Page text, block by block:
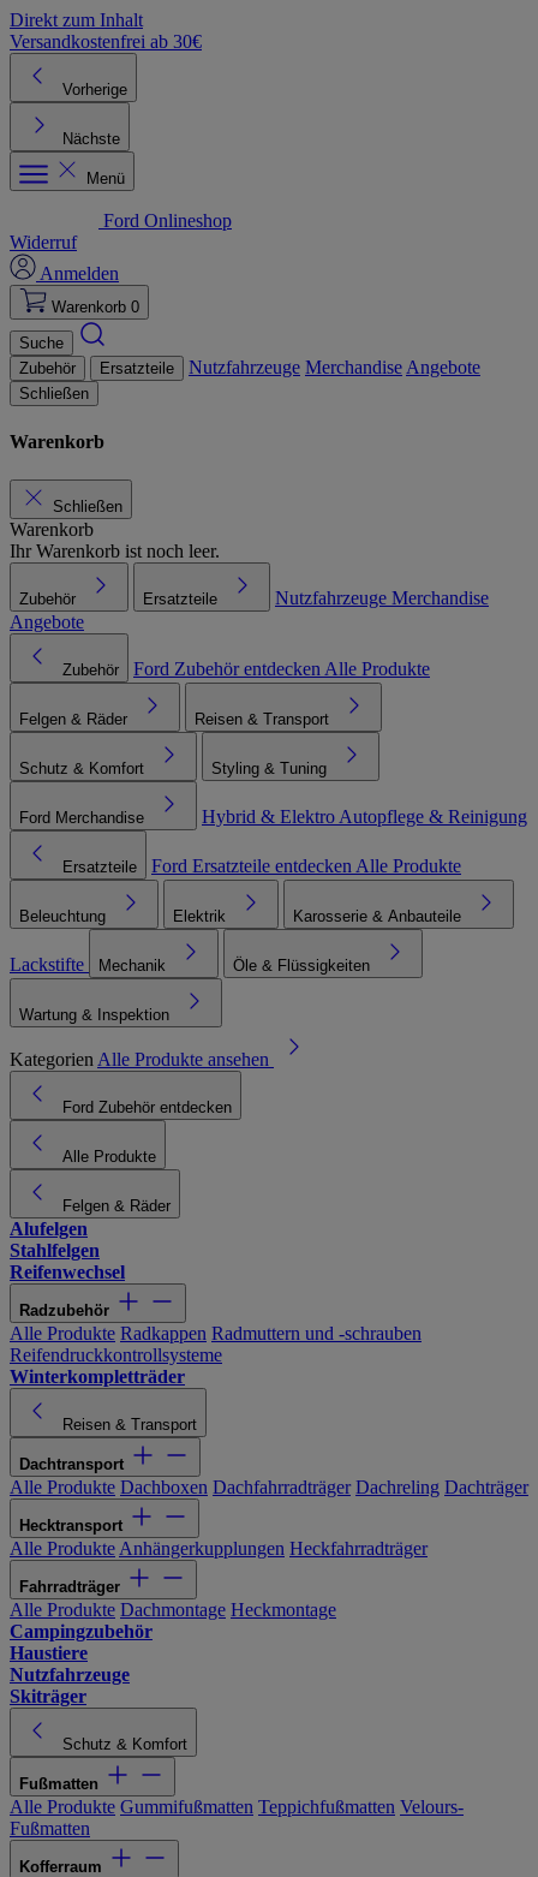
Direkt zum Inhalt
Versandkostenfrei ab 30€
Vorherige
Nächste
Menü
Ford Onlineshop
Widerruf
Anmelden
Warenkorb 0
Suche
Zubehör
Ersatzteile Nutzfahrzeuge Merchandise Angebote
Schließen
Warenkorb
Schließen
Warenkorb
Ihr Warenkorb ist noch leer.
Zubehör Ersatzteile Nutzfahrzeuge Merchandise
Angebote
Zubehör Ford Zubehör entdecken Alle Produkte
Felgen & Räder Reisen & Transport
Schutz & Komfort Styling & Tuning
Ford Merchandise Hybrid & Elektro Autopflege & Reinigung
Ersatzteile Ford Ersatzteile entdecken Alle Produkte
Beleuchtung Elektrik Karosserie & Anbauteile
Lackstifte Mechanik Öle & Flüssigkeiten
Wartung & Inspektion
Kategorien Alle Produkte ansehen
Ford Zubehör entdecken
Alle Produkte
Felgen & Räder
Alufelgen
Stahlfelgen
Reifenwechsel
Radzubehör
Alle Produkte Radkappen Radmuttern und -schrauben
Reifendruckkontrollsysteme
Winterkompletträder
Reisen & Transport
Dachtransport
Alle Produkte Dachboxen Dachfahrradträger Dachreling Dachträger
Hecktransport
Alle Produkte Anhängerkupplungen Heckfahrradträger
Fahrradträger
Alle Produkte Dachmontage Heckmontage
Campingzubehör
Haustiere
Nutzfahrzeuge
Skiträger
Schutz & Komfort
Fußmatten
Alle Produkte Gummifußmatten Teppichfußmatten Velours-
Fußmatten
Kofferraum